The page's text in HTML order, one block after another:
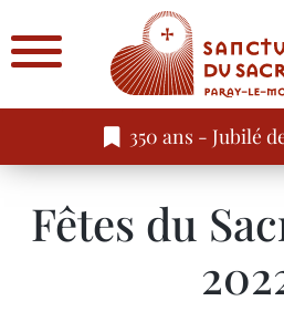
350 ans - Jubilé
Fêtes du